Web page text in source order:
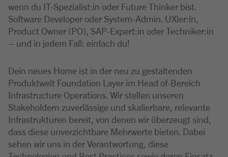
wenn du IT-Spezialist:in oder Future Thinker bist.
Software Developer oder System-Admin. UXler:in,
Product Owner (PO), SAP-Expert:in oder Techniker:in
– und in jedem Fall: einfach du!
Dein neues Home ist in der neu zu gestaltenden
Produktwelt Foundation Layer im Head of-Bereich
Infrastructure Operations. Wir stellen unseren
Stakeholdern zuverlässige und skalierbare, relevante
Infrastrukturen bereit, von denen wir überzeugt sind,
dass diese unverzichtbare Mehrwerte bieten. Dabei
sehen wir uns in der Verantwortung, diese